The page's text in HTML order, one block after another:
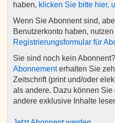
haben, klicken Sie bitte hier,
Wenn Sie Abonnent sind,
Benutzerkonto haben,
Registrierungsformular für
Sie sind noch kein
Abonnementerhalten Sie
Zeitschrift (print und/oder
als andere. Dazu können
andere exklusive Inhalte